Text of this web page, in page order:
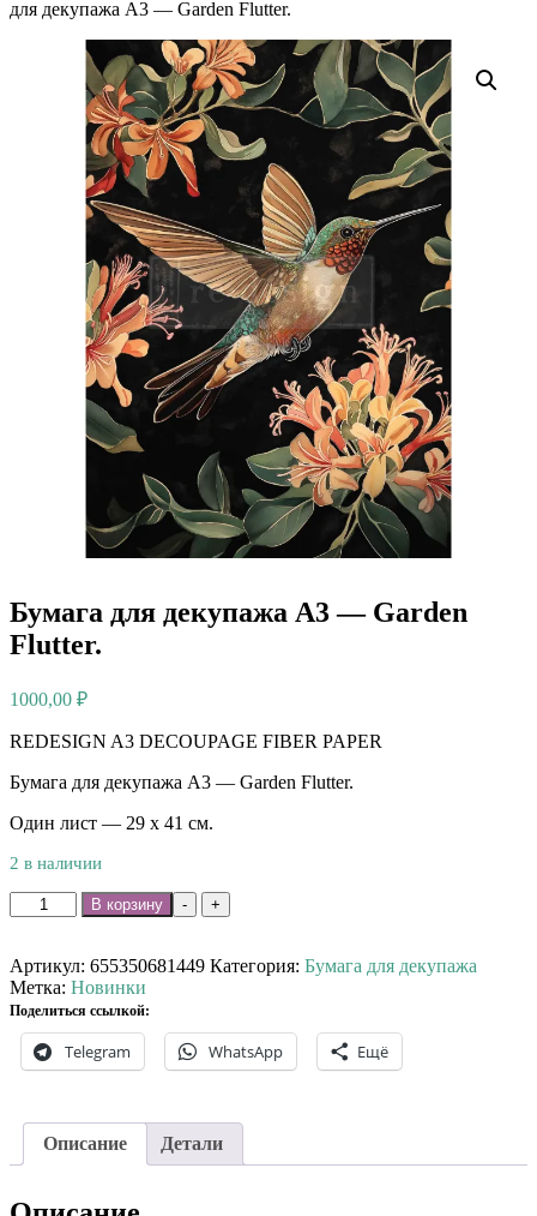
для декупажа А3 — Garden Flutter.
Бумага для декупажа А3 — Garden
Flutter.
1000,00 ₽
REDESIGN A3 DECOUPAGE FIBER PAPER
Бумага для декупажа А3 — Garden Flutter.
Один лист — 29 х 41 см.
2 в наличии
-
Количество
товара
для
декупажа
А3
Garden
Flutter.
+
В корзину
Артикул: 655350681449 Категория: Бумага для декупажа
Метка: Новинки
Поделиться ссылкой:
Telegram WhatsApp Ещё
Описание Детали